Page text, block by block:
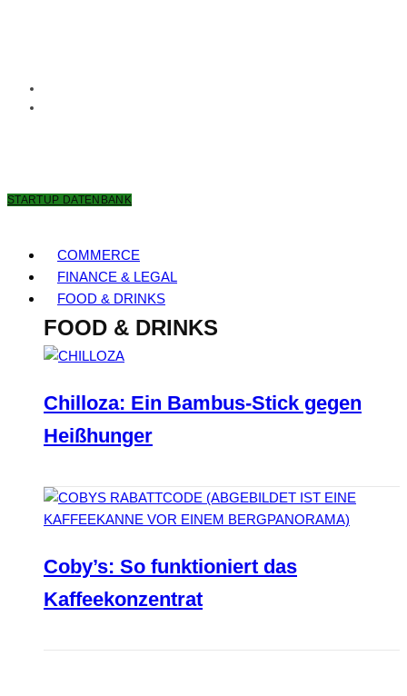
STARTUP DATENBANK
COMMERCE
FINANCE & LEGAL
FOOD & DRINKS
FOOD & DRINKS
Chilloza: Ein Bambus-Stick gegen
Heißhunger
Coby’s: So funktioniert das
Kaffeekonzentrat